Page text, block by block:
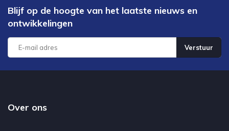
Blijf op de hoogte van het laatste nieuws en
ontwikkelingen
Verstuur
Over ons